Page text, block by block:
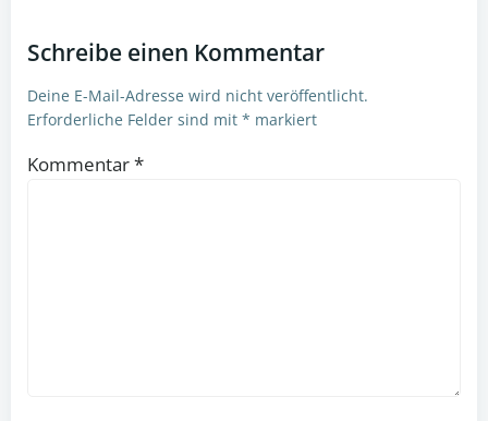
Schreibe einen Kommentar
Deine E-Mail-Adresse wird nicht veröffentlicht.
Erforderliche Felder sind mit * markiert
Kommentar*